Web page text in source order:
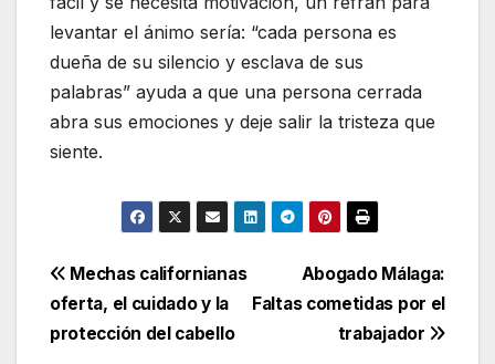
levantar el ánimo sería: “cada persona es
dueña de su silencio y esclava de sus
palabras” ayuda a que una persona cerrada
abra sus emociones y deje salir la tristeza que
siente.
Navegación
de
Abogado Málaga:
Faltas cometidas por el
trabajador
Mechas californianas
oferta, el cuidado y la
protección del cabello